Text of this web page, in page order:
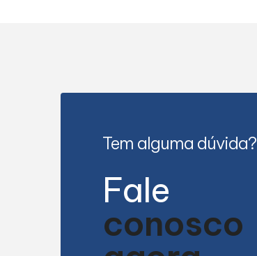
Tem alguma dúvida?
Fale
conosco